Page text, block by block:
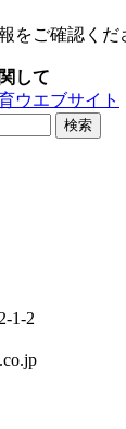
をご確認くだ
して
ウエブサイト
1-2